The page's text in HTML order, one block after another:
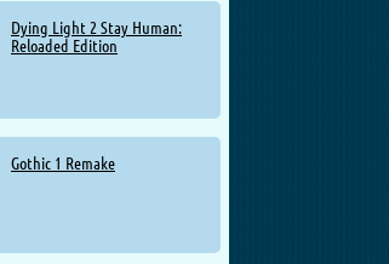
Dying Light 2 Stay Human:
Reloaded Edition
Gothic 1 Remake